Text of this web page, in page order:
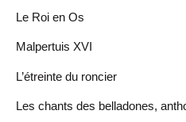
Le Roi en Os
Malpertuis XVI
L’étreinte du roncier
Les chants des belladones,